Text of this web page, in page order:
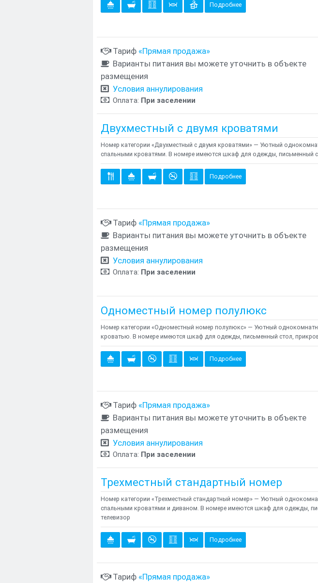
Подробнее
Тариф «Прямая продажа»
Варианты питания вы можете уточнить в объекте
размещения
Условия аннулирования
Оплата: При заселении
Двухместный с двумя кроватями
Номер категории «Двухместный с двумя кроватями» — Уютный
спальными кроватями. В номере имеются шкаф для одежды, письменный
Подробнее
Тариф «Прямая продажа»
Варианты питания вы можете уточнить в объекте
размещения
Условия аннулирования
Оплата: При заселении
Одноместный номер полулюкс
Номер категории «Одноместный номер полулюкс» — Уютный
кроватью. В номере имеются шкаф для одежды, письменный стол,
Подробнее
Тариф «Прямая продажа»
Варианты питания вы можете уточнить в объекте
размещения
Условия аннулирования
Оплата: При заселении
Трехместный стандартный номер
Номер категории «Трехместный стандартный номер» — Уютный
спальными кроватями и диваном. В номере имеются шкаф для одежды,
телевизор
Подробнее
Тариф «Прямая продажа»